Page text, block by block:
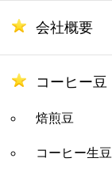
会社概要
コーヒー豆
焙煎豆
コーヒー生豆